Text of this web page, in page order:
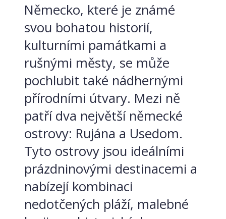
Německo, které je známé
svou bohatou historií,
kulturními památkami a
rušnými městy, se může
pochlubit také nádhernými
přírodními útvary. Mezi ně
patří dva největší německé
ostrovy: Rujána a Usedom.
Tyto ostrovy jsou ideálními
prázdninovými destinacemi a
nabízejí kombinaci
nedotčených pláží, malebné